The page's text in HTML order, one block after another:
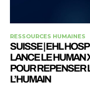
RESSOURCES HUMAINES
SUISSE | EHL
LANCE LE HUMAN
POUR REPENSER
L’HUMAIN